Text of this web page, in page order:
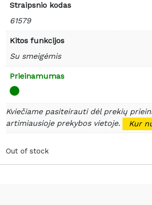
Straipsnio kodas
61579
Kitos funkcijos
Su smeigėmis
Prieinamumas
Kviečiame pasiteirauti dėl prekių
artimiausioje prekybos vietoje.
Kur
Out of stock